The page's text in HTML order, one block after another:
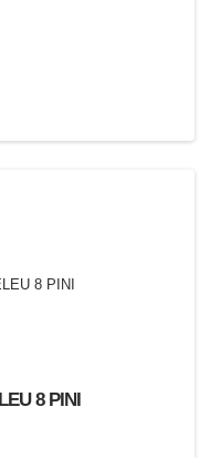
10A 250VAC DIN
8 PINI